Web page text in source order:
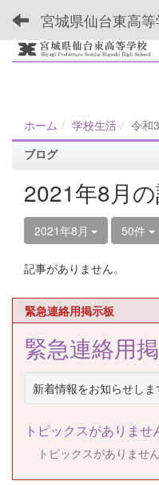
宮城県仙台東高
ホーム 学校生活
令和
ブログ
2021年8月
2021年8月 50件
記事がありません。
緊急連絡用掲示板
緊急連絡用
新着情報をお知らせしま
トピックスがありませ
トピックスがありません